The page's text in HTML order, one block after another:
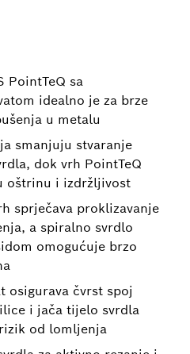
PointTeQ sa
idealno je za brze
u metalu
smanjuju stvaranje
dok vrh PointTeQ
oštrinu i izdržljivost
sprječava proklizavanje
a spiralno svrdlo
omogućuje brzo
osigurava čvrst spoj
i jača tijelo svrdla
od lomljenja